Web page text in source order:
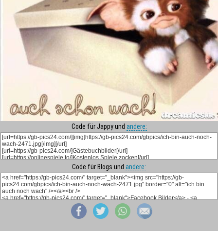
Code für Jappy und andere:
Code für Blogs und andere: